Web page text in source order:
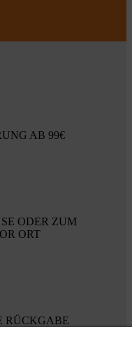
AB 99€
ODER ZUM
ORT
RÜCKGABE